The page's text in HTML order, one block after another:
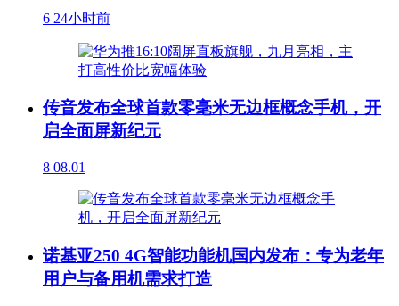
6 24小时前
传音发布全球首款零毫米无边框概念手机，开
启全面屏新纪元
8 08.01
诺基亚250 4G智能功能机国内发布：专为老年
用户与备用机需求打造